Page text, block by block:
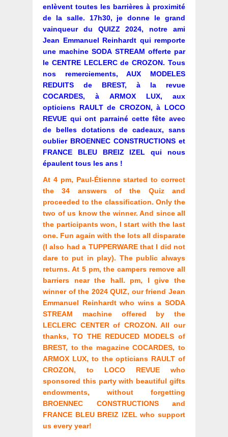
enlèvent toutes les barrières à proximité
de la salle. 17h30, je donne le grand
vainqueur du QUIZZ 2024, notre ami
Jean Emmanuel Reinhardt qui remporte
une machine SODA STREAM offerte par
le CENTRE LECLERC de CROZON. Tous
nos remerciements, AUX MODELES
REDUITS de BREST, à la revue
COCARDES, à ARMOX LUX, aux
opticiens RAULT de CROZON, à LOCO
REVUE qui ont parrainé cette fête avec
de belles dotations de cadeaux, sans
oublier BROENNEC CONSTRUCTIONS et
FRANCE BLEU BREIZ IZEL qui nous
épaulent tous les ans !
At 4 pm, Paul-Étienne started to correct
the 34 answers of the Quiz and
proceeded to the classification. Only the
two of us know the winner. And since all
the participants won, I start with the last
one. Fun again with the lots all disparate
(I also had a TUPPERWARE that I did not
dare to put in play). The public always
returns. At 5 pm, the campers remove all
barriers near the hall. pm, I give the
winner of the 2024 QUIZ, our friend Jean
Emmanuel Reinhardt who wins a SODA
STREAM machine offered by the
LECLERC CENTER of CROZON. All our
thanks, TO THE REDUCED MODELS of
BREST, to the magazine COCARDES, to
ARMOX LUX, to the opticians RAULT of
CROZON, to LOCO REVUE who
sponsored this party with beautiful gifts
endowments, without forgetting
BROENNEC CONSTRUCTIONS and
FRANCE BLEU BREIZ IZEL who support
us every year!